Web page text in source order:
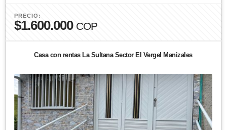
PRECIO:
$1.600.000 COP
Casa con rentas La Sultana Sector El Vergel Manizales